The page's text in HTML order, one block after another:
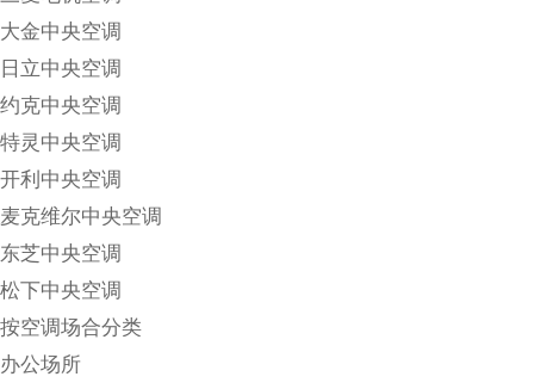
大金中央空调
日立中央空调
约克中央空调
特灵中央空调
开利中央空调
麦克维尔中央空调
东芝中央空调
松下中央空调
按空调场合分类
办公场所